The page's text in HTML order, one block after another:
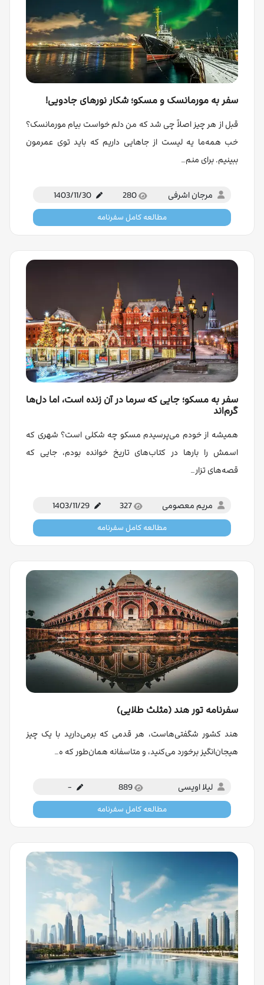
سفر به مورمانسک و مسکو؛ شکار نورهای جادویی!
قبل از هر چیز اصلاً چی شد که من دلم خواست بیام مورمانسک؟
خب همه‌ما یه لیست از جاهایی داریم که باید توی عمرمون
ببینیم. برای منم…
مرجان اشرفی 280
مطالعه کامل سفرنامه
سفر به مسکو؛ جایی که سرما در آن زنده است، اما دل‌ها
گرم‌اند
همیشه از خودم می‌پرسیدم مسکو چه شکلی است؟ شهری که
اسمش را بارها در کتاب‌های تاریخ خوانده بودم، جایی که
قصه‌های تزار…
مریم معصومی 327
مطالعه کامل سفرنامه
سفرنامه تور هند (مثلث طلایی)
هند کشور شگفتی‌هاست، هر قدمی که برمی‌دارید با یک چیز
هیجان‌انگیز برخورد می‌کنید، و متاسفانه همان‌طور که ه…
لیلا اویسی 889
-
مطالعه کامل سفرنامه